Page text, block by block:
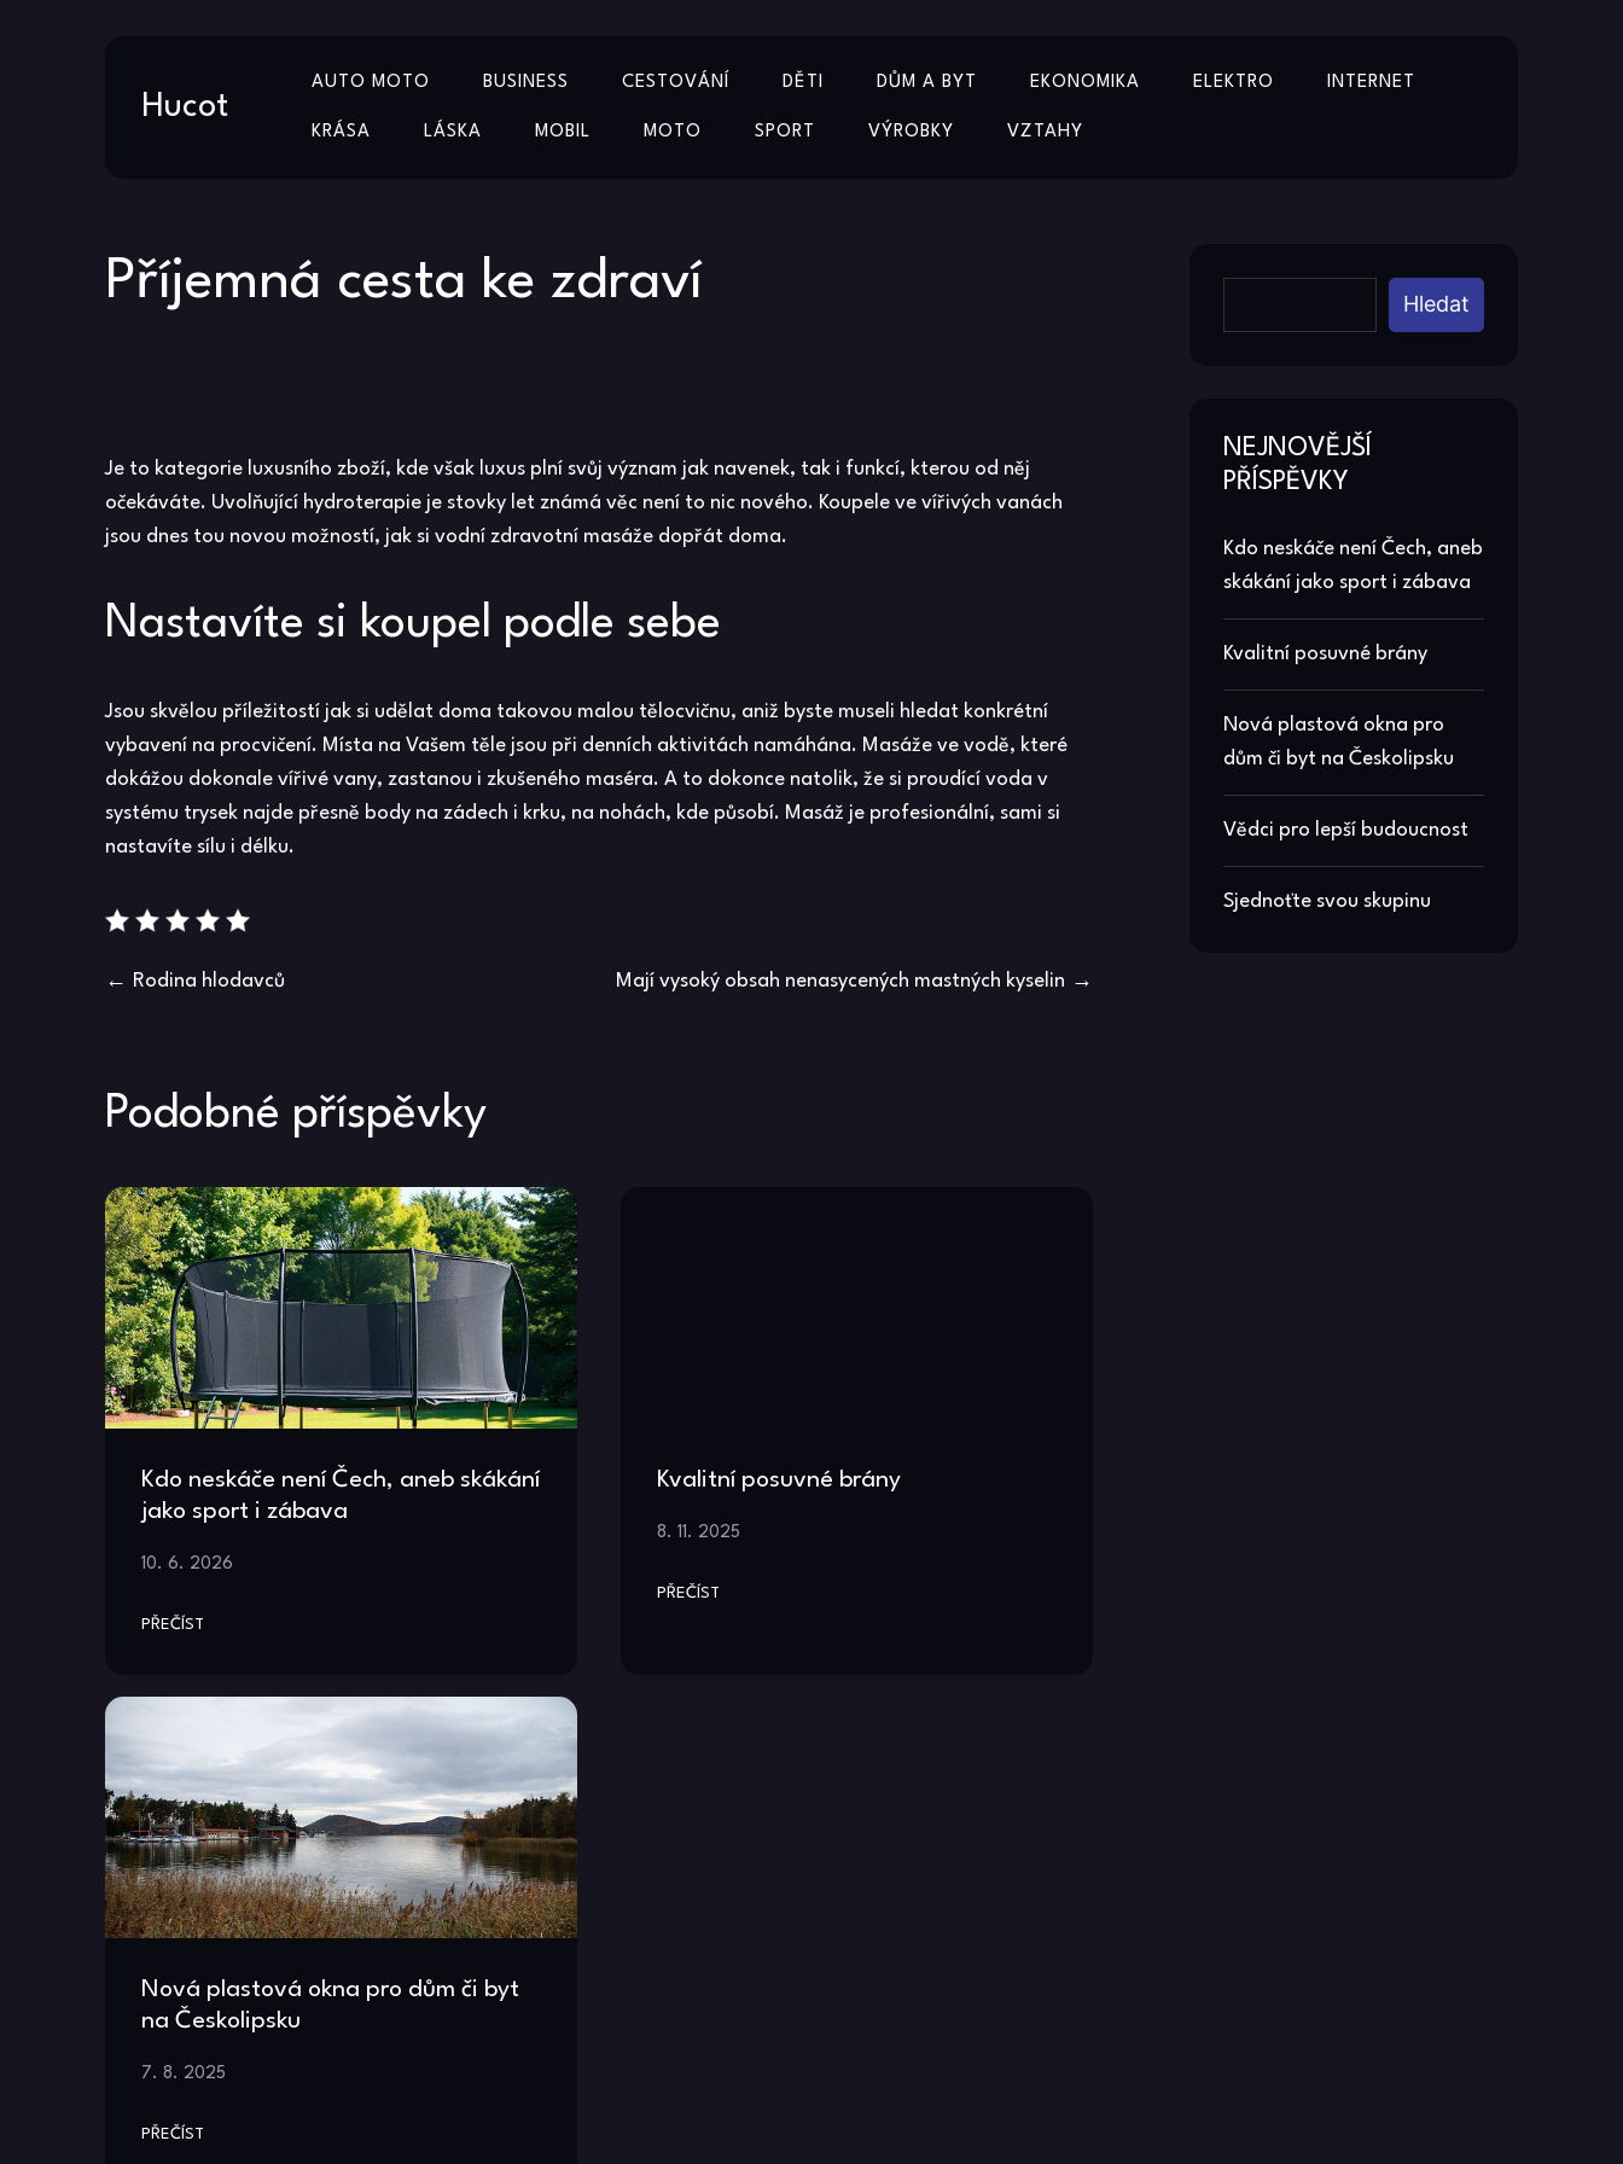
Hucot
AUTO MOTO BUSINESS CESTOVÁNÍ DĚTI DŮM A BYT EKONOMIKA ELEKTRO INTERNET
KRÁSA LÁSKA MOBIL MOTO SPORT VÝROBKY VZTAHY
Příjemná cesta ke zdraví
Je to kategorie luxusního zboží, kde však luxus plní svůj význam jak navenek, tak i funkcí, kterou od něj
očekáváte. Uvolňující hydroterapie je stovky let známá věc není to nic nového. Koupele ve vířivých vanách
jsou dnes tou novou možností, jak si vodní zdravotní masáže dopřát doma.
Nastavíte si koupel podle sebe
Jsou skvělou příležitostí jak si udělat doma takovou malou tělocvičnu, aniž byste museli hledat konkrétní
vybavení na procvičení. Místa na Vašem těle jsou při denních aktivitách namáhána. Masáže ve vodě, které
dokážou dokonale vířivé vany, zastanou i zkušeného maséra. A to dokonce natolik, že si proudící voda v
systému trysek najde přesně body na zádech i krku, na nohách, kde působí. Masáž je profesionální, sami si
nastavíte sílu i délku.
Navigace
příspěvek
Rodina hlodavců Mají vysoký obsah nenasycených mastných kyselin
Podobné příspěvky
Kdo neskáče není Čech, aneb skákání
jako sport i zábava
10. 6. 2026
PŘEČÍST
Kvalitní posuvné brány
8. 11. 2025
PŘEČÍST
Nová plastová okna pro dům či byt
na Českolipsku
7. 8. 2025
PŘEČÍST
Hledat
NEJNOVĚJŠÍ
PŘÍSPĚVKY
Kdo neskáče není Čech, aneb
skákání jako sport i zábava
Kvalitní posuvné brány
Nová plastová okna pro
dům či byt na Českolipsku
Vědci pro lepší budoucnost
Sjednoťte svou skupinu